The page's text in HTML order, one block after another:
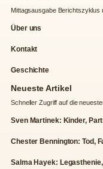
Mittagsausgabe Berichtszyklus
Über uns
Kontakt
Geschichte
Neueste Artikel
Schneller Zugriff auf die
Sven Martinek: Kinder,
Chester Bennington: Tod,
Salma Hayek: